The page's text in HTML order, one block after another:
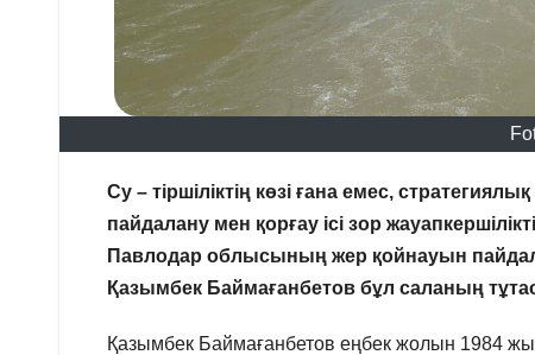
Су – тіршіліктің көзі ғана емес,
пайдалану мен қорғау ісі зор
Павлодар облысының жер қойнауын
Қазымбек Баймағанбетов бұл саланың
Қазымбек Баймағанбетов еңбек жолын 1984